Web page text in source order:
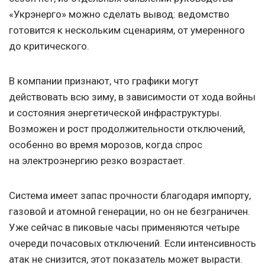
«Укрэнерго» можно сделать вывод: ведомство
готовится к нескольким сценариям, от умеренного
до критического.
В компании признают, что графики могут
действовать всю зиму, в зависимости от хода войны
и состояния энергетической инфраструктуры.
Возможен и рост продолжительности отключений,
особенно во время морозов, когда спрос
на электроэнергию резко возрастает.
Система имеет запас прочности благодаря импорту,
газовой и атомной генерации, но он не безграничен.
Уже сейчас в пиковые часы применяются четыре
очереди почасовых отключений. Если интенсивность
атак не снизится, этот показатель может вырасти.